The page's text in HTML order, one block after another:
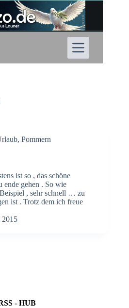
, Pommern
ist so , das schöne
ende gehen . So wie
, sehr schnell … zu
ist . Trotz dem ich freue
2015
- HUB